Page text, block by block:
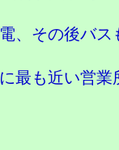
、その後バス
最も近い営業